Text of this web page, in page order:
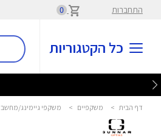
התחברות 0
כל הקטגוריות
דף הבית > משקפיים > משקפי גיימינג/מחשב Enigma Marvel Spiderman Miles Morales Edition גונאר - Gunnar